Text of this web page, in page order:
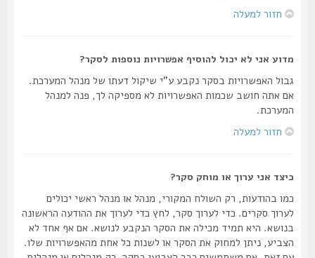
חזור למעלה
מדוע אני לא יכול להוסיף אפשרויות נוספות לסקר?
גבול האפשרויות בסקר נקבע ע"י שיקול דעתו של מנהל המערכת.
אם אתה חושב שכמות האפשרויות לא מספיקה לך, פנה למנהל
המערכת.
חזור למעלה
כיצד אני ערוך או מוחק סקר?
כמו בהודעות, רק השולח המקורי, מנהל או מנהל ראשי יכולים
לערוך סקרים. כדי לערוך סקר, לחץ כדי לערוך את ההודעה הראשונה
בנושא. היא תמיד מכילה את הסקר הנקבע לנושא. אם אף אחד לא
הצביע, ניתן למחוק את הסקר או לשנות כל אחת מהאפשרויות שלו.